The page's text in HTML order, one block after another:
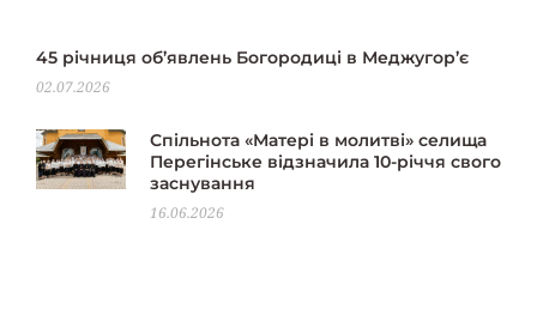
45 річниця об’явлень Богородиці в Меджугор’є
02.07.2026
Спільнота «Матері в молитві» селища
Перегінське відзначила 10-річчя свого
заснування
16.06.2026